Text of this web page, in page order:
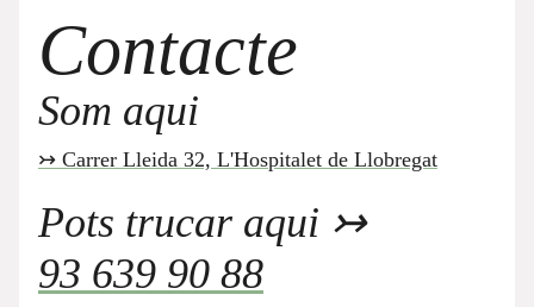
Contacte
Som aqui
↣ Carrer Lleida 32, L'Hospitalet de Llobregat
Pots trucar aqui ↣
93 639 90 88